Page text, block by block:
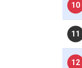
10
11
12